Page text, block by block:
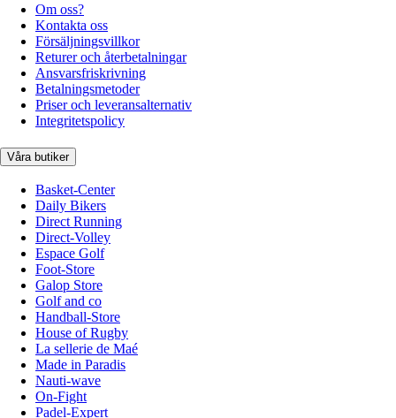
Om oss?
Kontakta oss
Försäljningsvillkor
Returer och återbetalningar
Ansvarsfriskrivning
Betalningsmetoder
Priser och leveransalternativ
Integritetspolicy
Våra butiker
Basket-Center
Daily Bikers
Direct Running
Direct-Volley
Espace Golf
Foot-Store
Galop Store
Golf and co
Handball-Store
House of Rugby
La sellerie de Maé
Made in Paradis
Nauti-wave
On-Fight
Padel-Expert